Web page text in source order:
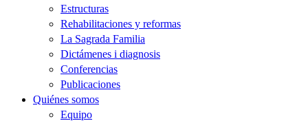
Estructuras
Rehabilitaciones y reformas
La Sagrada Familia
Dictámenes i diagnosis
Conferencias
Publicaciones
Quiénes somos
Equipo